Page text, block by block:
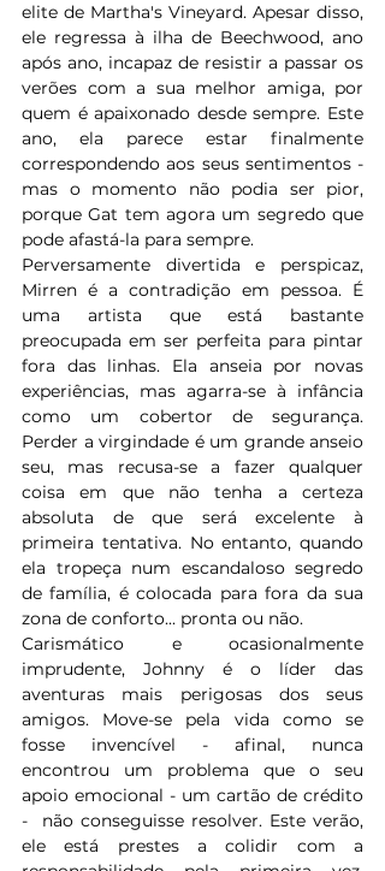
elite de Martha's Vineyard. Apesar disso,
ele regressa à ilha de Beechwood, ano
após ano, incapaz de resistir a passar os
verões com a sua melhor amiga, por
quem é apaixonado desde sempre. Este
ano, ela parece estar finalmente
correspondendo aos seus sentimentos -
mas o momento não podia ser pior,
porque Gat tem agora um segredo que
pode afastá-la para sempre.
Perversamente divertida e perspicaz,
Mirren é a contradição em pessoa. É
uma artista que está bastante
preocupada em ser perfeita para pintar
fora das linhas. Ela anseia por novas
experiências, mas agarra-se à infância
como um cobertor de segurança.
Perder a virgindade é um grande anseio
seu, mas recusa-se a fazer qualquer
coisa em que não tenha a certeza
absoluta de que será excelente à
primeira tentativa. No entanto, quando
ela tropeça num escandaloso segredo
de família, é colocada para fora da sua
zona de conforto... pronta ou não.
Carismático e ocasionalmente
imprudente, Johnny é o líder das
aventuras mais perigosas dos seus
amigos. Move-se pela vida como se
fosse invencível - afinal, nunca
encontrou um problema que o seu
apoio emocional - um cartão de crédito
-  não conseguisse resolver. Este verão,
ele está prestes a colidir com a